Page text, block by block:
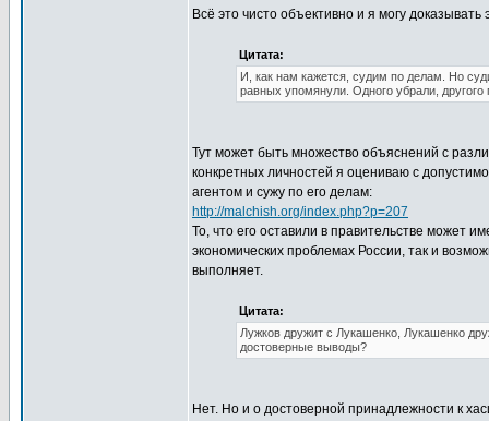
Всё это чисто объективно и я могу
Цитата:
И, как нам кажется, судим по делам. Но
равных упомянули. Одного убрали,
Тут может быть множество объяснений с
конкретных личностей я оцениваю с
агентом и сужу по его делам:
http://malchish.org/index.php?p=207
То, что его оставили в правительстве может
экономических проблемах России, так и
выполняет.
Цитата:
Лужков дружит с Лукашенко, Лукашенко
достоверные выводы?
Нет. Но и о достоверной принадлежности к